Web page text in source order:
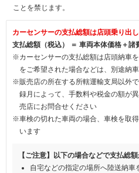
ことを禁じます。
カーセンサーの支払総額は店頭乗り出
支払総額（税込） ＝ 車両本体価格＋諸
※カーセンサーの支払総額は店頭納車
をご希望された場合などは、別途納
※販売店の所在する所轄運輸支局以外
録月によって、手数料や税金の額が
売店にお問合せください
※車検の切れた車両の場合、車検を取
います
【ご注意】以下の場合などで支払総
自宅などの指定の場所へ陸送納車